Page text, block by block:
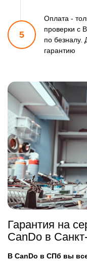
5
Оплата -
проверки с
по безналу.
гарантию
Гарантия на
CanDo в
В CanDo в СПб вы